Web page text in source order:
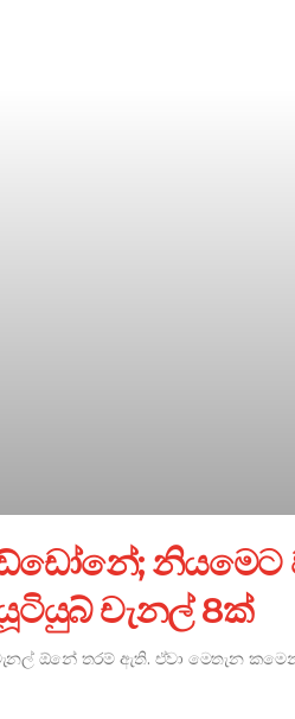
චැනල් 8ක්
ඕනේ තරම් ඇති. ඒවා මෙතැන